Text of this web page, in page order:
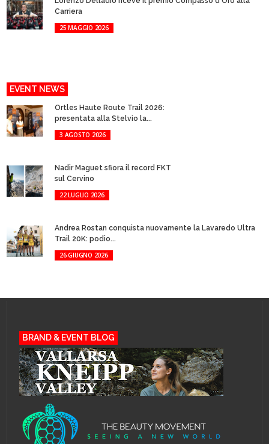
Carriera
25 MAGGIO 2026
EVENT NEWS
Ortles Haute Route Trail 2026:
presentata alla Stelvio la...
3 AGOSTO 2026
Nadir Maguet sfiora il record FKT
sul Cervino
22 LUGLIO 2026
Andrea Rostan conquista nuovamente la Lavaredo Ultra
Trail 20K: podio...
26 GIUGNO 2026
BRAND & EVENT BLOG